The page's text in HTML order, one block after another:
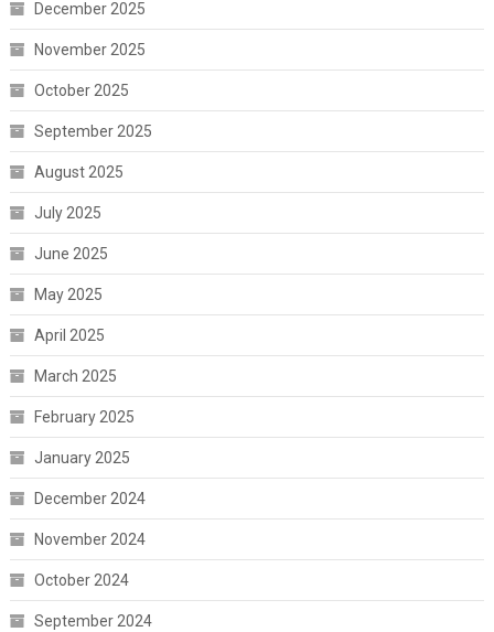
December 2025
November 2025
October 2025
September 2025
August 2025
July 2025
June 2025
May 2025
April 2025
March 2025
February 2025
January 2025
December 2024
November 2024
October 2024
September 2024